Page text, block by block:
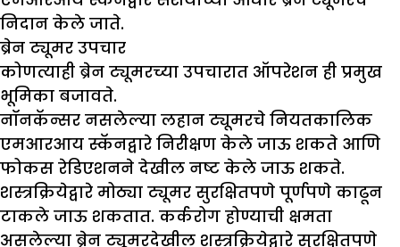
निदान केले जाते.
ब्रेन ट्यूमर उपचार
कोणत्याही ब्रेन ट्यूमरच्या उपचारात ऑपरेशन ही प्रमुख
भूमिका बजावते.
नॉनकॅन्सर नसलेल्या लहान ट्यूमरचे नियतकालिक
एमआरआय स्कॅनद्वारे निरीक्षण केले जाऊ शकते आणि
फोकस रेडिएशनने देखील नष्ट केले जाऊ शकते.
शस्त्रक्रियेद्वारे मोठ्या ट्यूमर सुरक्षितपणे पूर्णपणे काढून
टाकले जाऊ शकतात. कर्करोग होण्याची क्षमता
असलेल्या ब्रेन ट्यूमरदेखील शस्त्रक्रियेद्वारे सुरक्षितपणे